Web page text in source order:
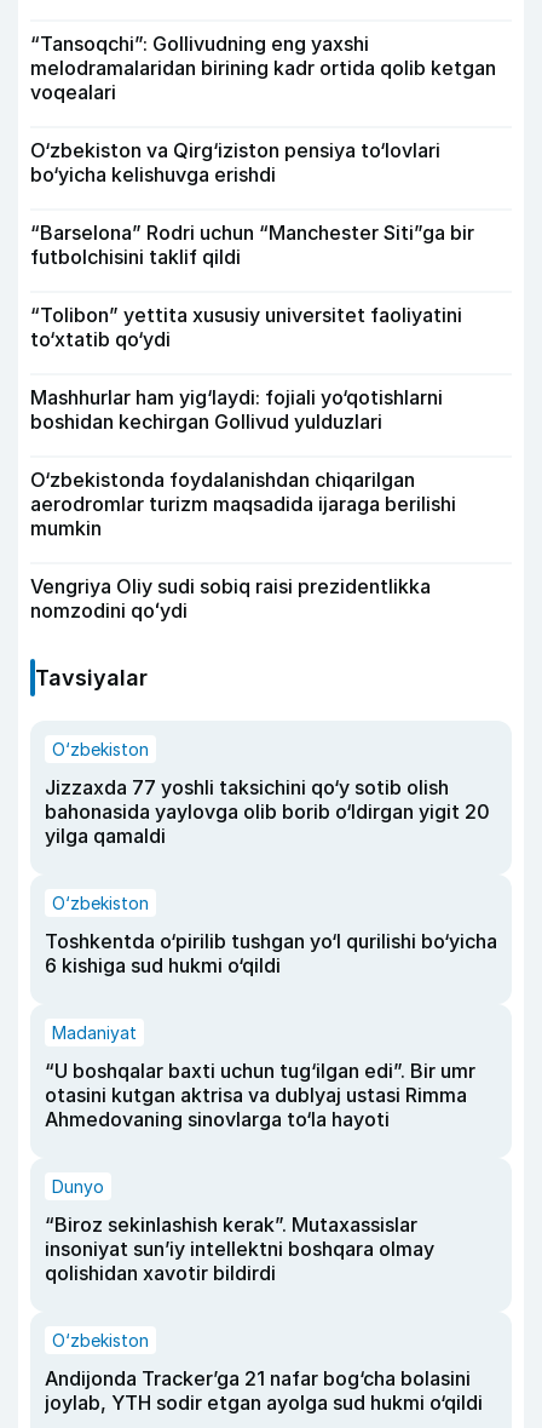
“Tansoqchi”: Gollivudning eng yaxshi
melodramalaridan birining kadr ortida qolib ketgan
voqealari
O‘zbekiston va Qirg‘iziston pensiya to‘lovlari
bo‘yicha kelishuvga erishdi
“Barselona” Rodri uchun “Manchester Siti”ga bir
futbolchisini taklif qildi
“Tolibon” yettita xususiy universitet faoliyatini
to‘xtatib qo‘ydi
Mashhurlar ham yig‘laydi: fojiali yo‘qotishlarni
boshidan kechirgan Gollivud yulduzlari
O‘zbekistonda foydalanishdan chiqarilgan
aerodromlar turizm maqsadida ijaraga berilishi
mumkin
Vengriya Oliy sudi sobiq raisi prezidentlikka
nomzodini qoʻydi
Tavsiyalar
O‘zbekiston
Jizzaxda 77 yoshli taksichini qo‘y sotib olish
bahonasida yaylovga olib borib o‘ldirgan yigit 20
yilga qamaldi
O‘zbekiston
Toshkentda o‘pirilib tushgan yo‘l qurilishi bo‘yicha
6 kishiga sud hukmi o‘qildi
Madaniyat
“U boshqalar baxti uchun tug‘ilgan edi”. Bir umr
otasini kutgan aktrisa va dublyaj ustasi Rimma
Ahmedovaning sinovlarga to‘la hayoti
Dunyo
“Biroz sekinlashish kerak”. Mutaxassislar
insoniyat sun’iy intellektni boshqara olmay
qolishidan xavotir bildirdi
O‘zbekiston
Andijonda Tracker’ga 21 nafar bog‘cha bolasini
joylab, YTH sodir etgan ayolga sud hukmi o‘qildi